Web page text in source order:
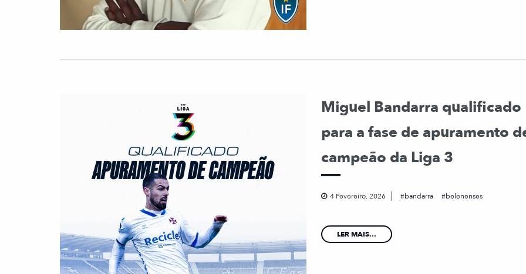
Miguel Bandarra qualificado
para a fase de apuramento
campeão da Liga 3
4 Fevereiro, 2026 bandarra belenenses
LER MAIS...